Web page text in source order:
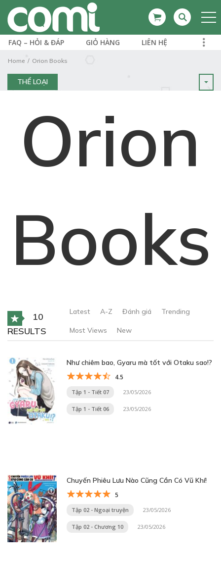
FAQ – HỎI & ĐÁP GIỎ HÀNG LIÊN HỆ
Home Orion Books
THỂ LOẠI
Orion
Books
10
RESULTS
Latest A-Z Đánh giá Trending
Most Views New
Như chiêm bao, Gyaru mà tốt với Otaku sao!?
4.5
Tập 1 - Tiết 07 23/05/2026
Tập 1 - Tiết 06 23/05/2026
Chuyến Phiêu Lưu Nào Cũng Cần Có Vũ Khí!
5
Tập 02 - Ngoại truyện 23/05/2026
Tập 02 - Chương 10 23/05/2026